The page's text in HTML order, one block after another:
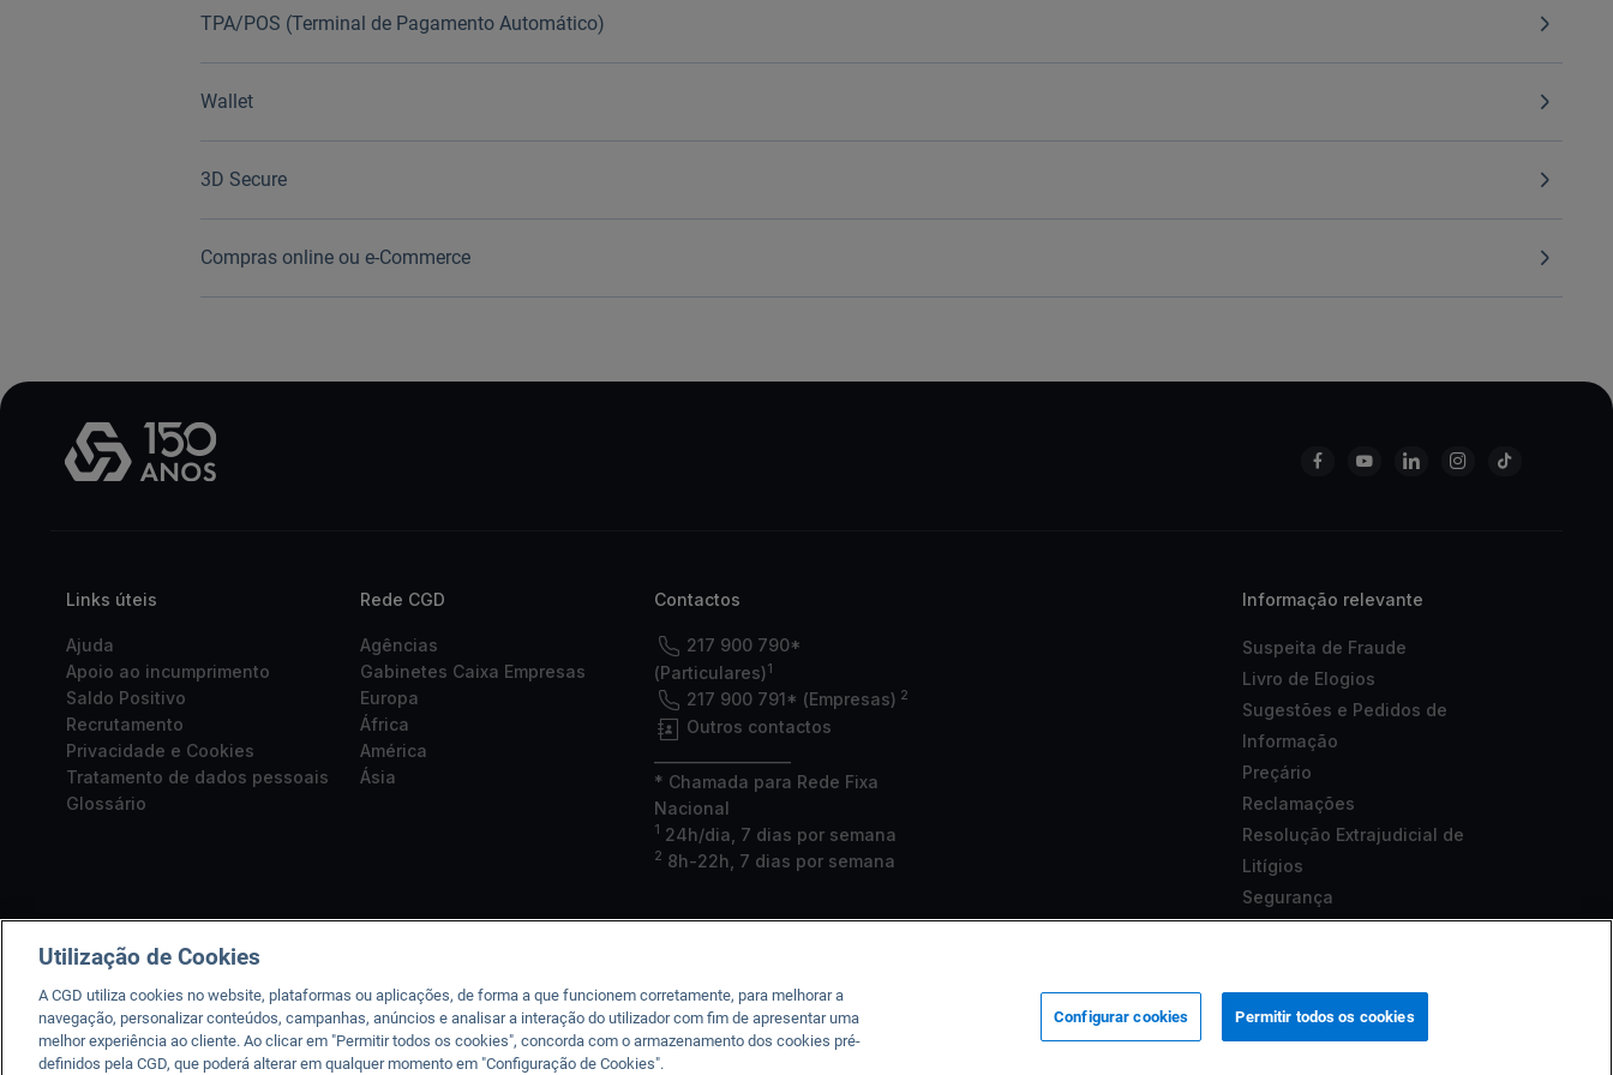
TPA/POS (Terminal de Pagamento Automático)
Wallet
3D Secure
Compras online ou e-Commerce
Links úteis
Ajuda
Apoio ao incumprimento
Saldo Positivo
Recrutamento
Privacidade e Cookies
Tratamento de dados pessoais
Glossário
Rede CGD
Agências
Gabinetes Caixa Empresas
Europa
África
América
Ásia
Contactos
217 900 790*
(Particulares)1
217 900 791* (Empresas) 2
Outros contactos
* Chamada para Rede Fixa
Nacional
1 24h/dia, 7 dias por semana
2 8h-22h, 7 dias por semana
Informação relevante
Suspeita de Fraude
Livro de Elogios
Sugestões e Pedidos de
Informação
Preçário
Reclamações
Resolução Extrajudicial de
Litígios
Segurança
Aviso Legal
A CGD está registada junto do Banco de Portugal sob o n.º 35, da CMVM sob o n.º 125 e da ASF sob o nº 419501357.
Utilização de Cookies
A CGD utiliza cookies no website, plataformas ou aplicações, de forma a que funcionem corretamente, para melhorar a
navegação, personalizar conteúdos, campanhas, anúncios e analisar a interação do utilizador com fim de apresentar uma
melhor experiência ao cliente. Ao clicar em "Permitir todos os cookies", concorda com o armazenamento dos cookies pré-
definidos pela CGD, que poderá alterar em qualquer momento em "Configuração de Cookies".
Configurar cookies Permitir todos os cookies